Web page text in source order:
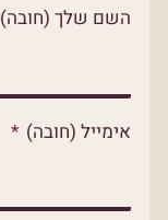
o
k
השם שלך (חובה)
אימייל (חובה)